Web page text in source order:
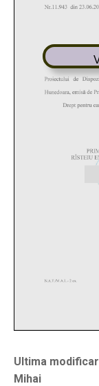
Ultima
Mihai